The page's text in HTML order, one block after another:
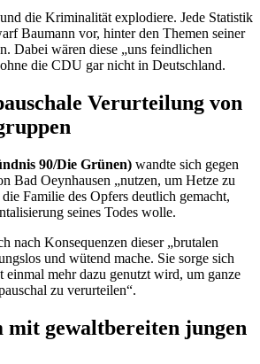
die Kriminalität explodiere. Jede Statistik
Baumann vor, hinter den Themen seiner
Dabei wären diese „uns feindlichen
die CDU gar nicht in Deutschland.
Verurteilung von
90/Die Grünen) wandte sich gegen
Bad Oeynhausen „nutzen, um Hetze zu
Familie des Opfers deutlich gemacht,
seines Todes wolle.
nach Konsequenzen dieser „brutalen
und wütend mache. Sie sorge sich
einmal mehr dazu genutzt wird, um ganze
zu verurteilen“.
mit gewaltbereiten jungen